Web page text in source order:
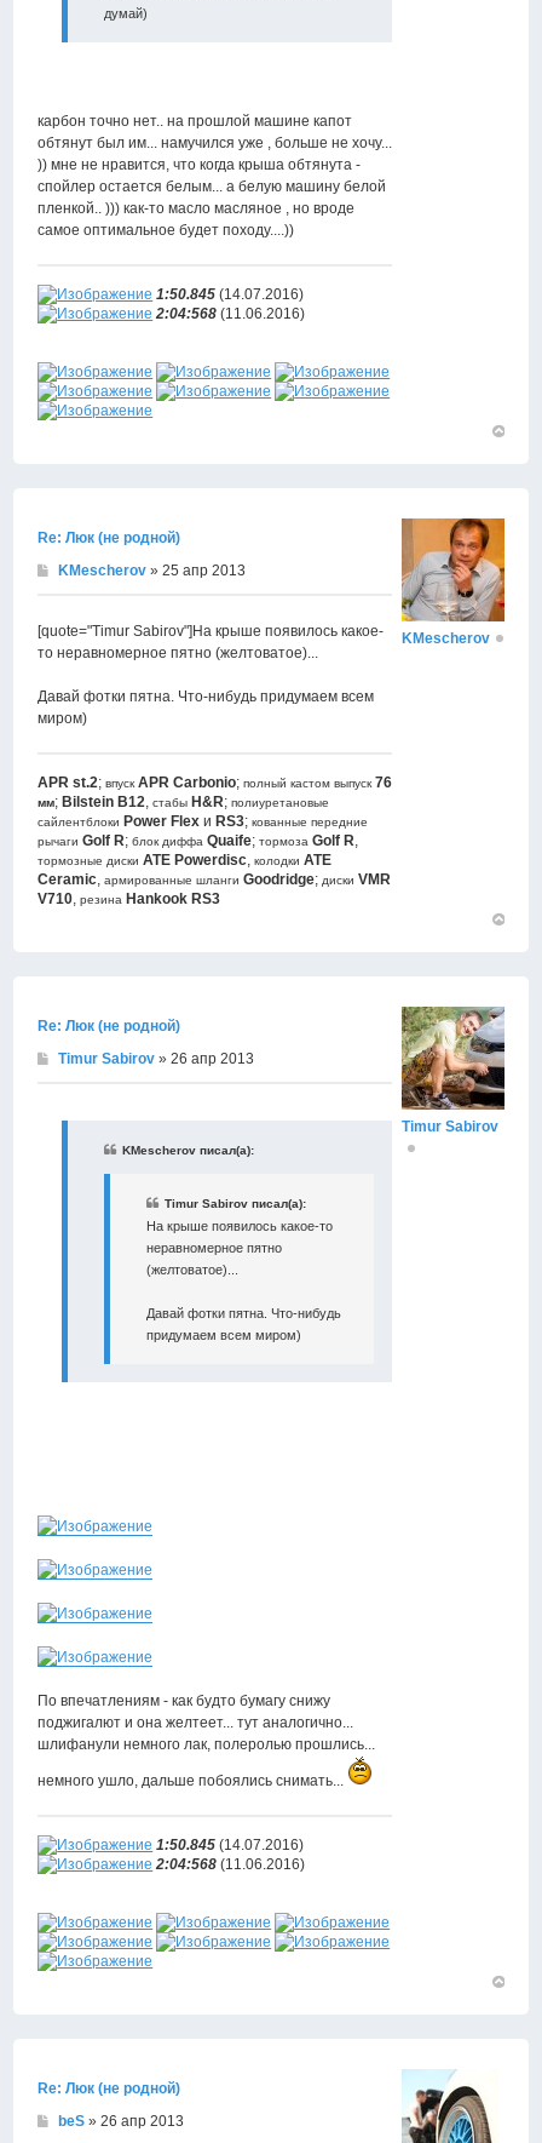
думай)
карбон точно нет.. на прошлой машине капот
обтянут был им... намучился уже , больше не хочу...
)) мне не нравится, что когда крыша обтянута -
спойлер остается белым... а белую машину белой
пленкой.. ))) как-то масло масляное , но вроде
самое оптимальное будет походу....))
1:50.845 (14.07.2016)
2:04:568 (11.06.2016)
Re: Люк (не родной)
KMescherov » 25 апр 2013
[quote="Timur Sabirov"]На крыше появилось какое-
то неравномерное пятно (желтоватое)...
Давай фотки пятна. Что-нибудь придумаем всем
миром)
APR st.2;впуск APR Carbonio; полный кастом выпуск 76
мм;Bilstein B12 ,стабы H&R;полиуретановые
сайлентблоки Power Flex иRS3;кованные передние
рычаги Golf R;блок диффа Quaife;тормоза Golf R
тормозные диски ATE Powerdisc ,колодки АТЕ
Ceramic ,армированные шланги Goodridge; диски VMR
V710 резина Hankook RS3
KMescherov
Re: Люк (не родной)
Timur Sabirov » 26 апр 2013
KMescherov писал(а):
Timur Sabirov писал(а):
На крыше появилось какое-то
неравномерное пятно
(желтоватое)...
Давай фотки пятна. Что-нибудь
придумаем всем миром)
По впечатлениям - как будто бумагу снижу
поджигалют и она желтеет... тут аналогично...
шлифанули немного лак, полеролью прошлись...
немного ушло, дальше побоялись снимать...
1:50.845 (14.07.2016)
2:04:568 (11.06.2016)
Timur Sabirov
Re: Люк (не родной)
beS » 26 апр 2013